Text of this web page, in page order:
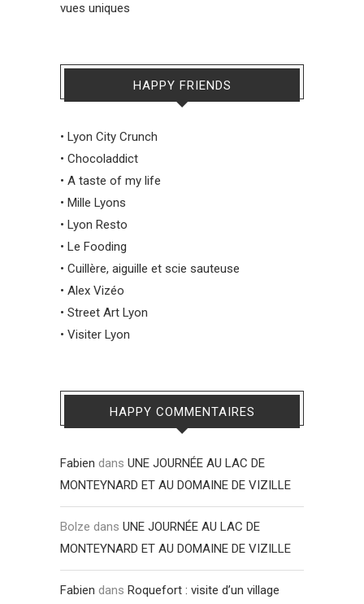
vues uniques
HAPPY FRIENDS
• Lyon City Crunch
• Chocoladdict
• A taste of my life
• Mille Lyons
• Lyon Resto
• Le Fooding
• Cuillère, aiguille et scie sauteuse
• Alex Vizéo
• Street Art Lyon
• Visiter Lyon
HAPPY COMMENTAIRES
Fabien dans UNE JOURNÉE AU LAC DE
MONTEYNARD ET AU DOMAINE DE VIZILLE
Bolze dans UNE JOURNÉE AU LAC DE
MONTEYNARD ET AU DOMAINE DE VIZILLE
Fabien dans Roquefort : visite d’un village